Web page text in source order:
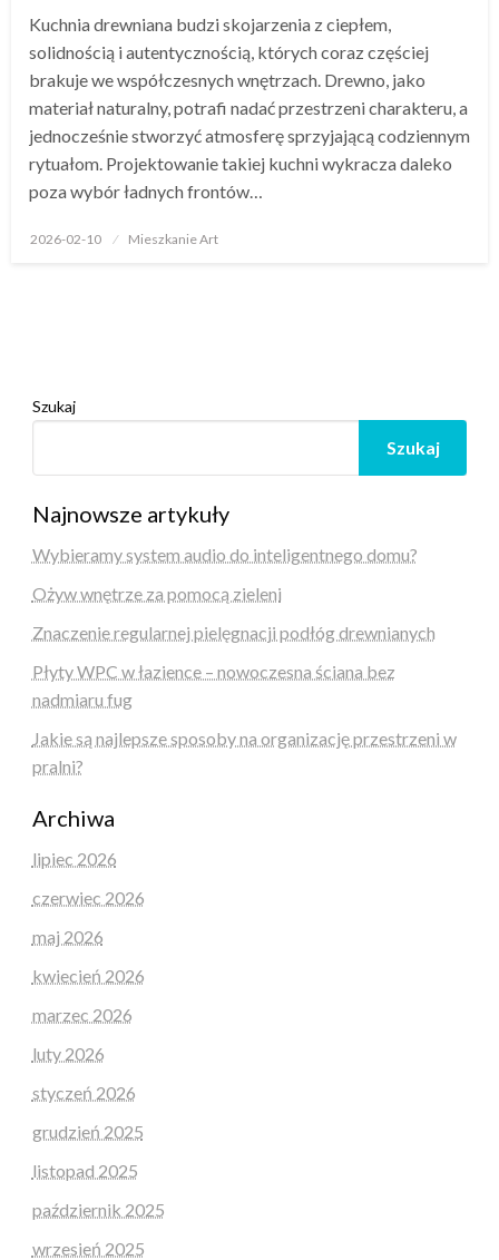
Kuchnia drewniana budzi skojarzenia z ciepłem,
solidnością i autentycznością, których coraz częściej
brakuje we współczesnych wnętrzach. Drewno, jako
materiał naturalny, potrafi nadać przestrzeni charakteru, a
jednocześnie stworzyć atmosferę sprzyjającą codziennym
rytuałom. Projektowanie takiej kuchni wykracza daleko
poza wybór ładnych frontów…
Opublikowane
2026-02-10 Mieszkanie Art
Szukaj
Szukaj
Najnowsze artykuły
Wybieramy system audio do inteligentnego domu?
Ożyw wnętrze za pomocą zieleni
Znaczenie regularnej pielęgnacji podłóg drewnianych
Płyty WPC w łazience – nowoczesna ściana bez
nadmiaru fug
Jakie są najlepsze sposoby na organizację przestrzeni w
pralni?
Archiwa
lipiec 2026
czerwiec 2026
maj 2026
kwiecień 2026
marzec 2026
luty 2026
styczeń 2026
grudzień 2025
listopad 2025
październik 2025
wrzesień 2025